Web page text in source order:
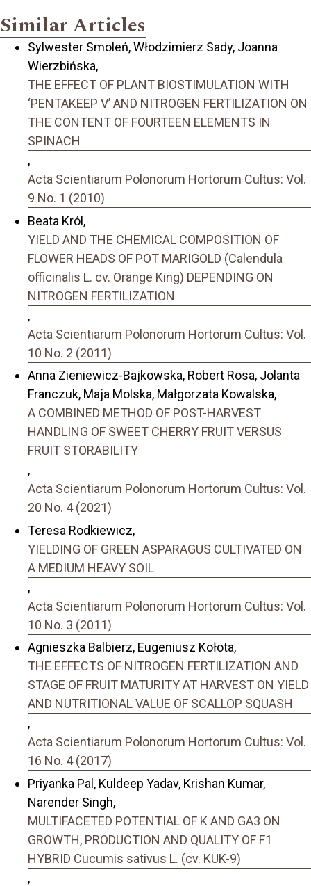
Similar Articles
Sylwester Smoleń, Włodzimierz Sady, Joanna
Wierzbińska,
THE EFFECT OF PLANT BIOSTIMULATION WITH
‘PENTAKEEP V’ AND NITROGEN FERTILIZATION ON
THE CONTENT OF FOURTEEN ELEMENTS IN
SPINACH
,
Acta Scientiarum Polonorum Hortorum Cultus: Vol.
9 No. 1 (2010)
Beata Król,
YIELD AND THE CHEMICAL COMPOSITION OF
FLOWER HEADS OF POT MARIGOLD (Calendula
officinalis L. cv. Orange King) DEPENDING ON
NITROGEN FERTILIZATION
,
Acta Scientiarum Polonorum Hortorum Cultus: Vol.
10 No. 2 (2011)
Anna Zieniewicz-Bajkowska, Robert Rosa, Jolanta
Franczuk, Maja Molska, Małgorzata Kowalska,
A COMBINED METHOD OF POST-HARVEST
HANDLING OF SWEET CHERRY FRUIT VERSUS
FRUIT STORABILITY
,
Acta Scientiarum Polonorum Hortorum Cultus: Vol.
20 No. 4 (2021)
Teresa Rodkiewicz,
YIELDING OF GREEN ASPARAGUS CULTIVATED ON
A MEDIUM HEAVY SOIL
,
Acta Scientiarum Polonorum Hortorum Cultus: Vol.
10 No. 3 (2011)
Agnieszka Balbierz, Eugeniusz Kołota,
THE EFFECTS OF NITROGEN FERTILIZATION AND
STAGE OF FRUIT MATURITY AT HARVEST ON YIELD
AND NUTRITIONAL VALUE OF SCALLOP SQUASH
,
Acta Scientiarum Polonorum Hortorum Cultus: Vol.
16 No. 4 (2017)
Priyanka Pal, Kuldeep Yadav, Krishan Kumar,
Narender Singh,
MULTIFACETED POTENTIAL OF K AND GA3 ON
GROWTH, PRODUCTION AND QUALITY OF F1
HYBRID Cucumis sativus L. (cv. KUK-9)
,